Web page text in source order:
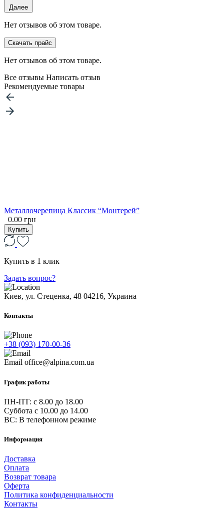
Далее
Нет отзывов об этом товаре.
Скачать прайс
Нет отзывов об этом товаре.
Все отзывы Написать отзыв
Рекомендуемые товары
Металлочерепица Классик “Монтерей”
0.00 грн
Купить
Купить в 1 клик
Задать вопрос?
Киев, ул. Стеценка, 48 04216, Украина
Контакты
+38 (093) 170-00-36
Email office@alpina.com.ua
График работы
ПН-ПТ: c 8.00 до 18.00
Суббота с 10.00 до 14.00
ВС: В телефонном режиме
Информация
Доставка
Оплата
Возврат товара
Оферта
Политика конфиденциальности
Контакты